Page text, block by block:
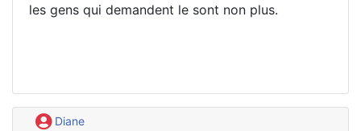
les gens qui demandent le sont non plus.
Diane